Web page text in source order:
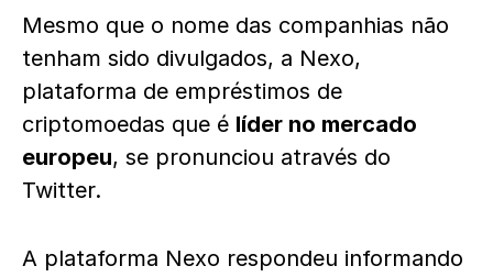
Mesmo que o nome das companhias não
tenham sido divulgados, a Nexo,
plataforma de empréstimos de
criptomoedas que é líder no mercado
europeu, se pronunciou através do
Twitter.
A plataforma Nexo respondeu informando